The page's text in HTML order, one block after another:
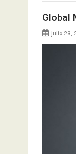
Global
julio 23,